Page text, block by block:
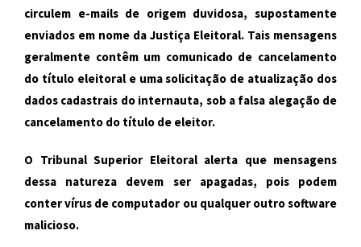
circulem e-mails de origem duvidosa, supostamente
enviados em nome da Justiça Eleitoral. Tais mensagens
geralmente contêm um comunicado de cancelamento
do título eleitoral e uma solicitação de atualização dos
dados cadastrais do internauta, sob a falsa alegação de
cancelamento do título de eleitor.
O Tribunal Superior Eleitoral alerta que mensagens
dessa natureza devem ser apagadas, pois podem
conter vírus de computador ou qualquer outro software
malicioso.